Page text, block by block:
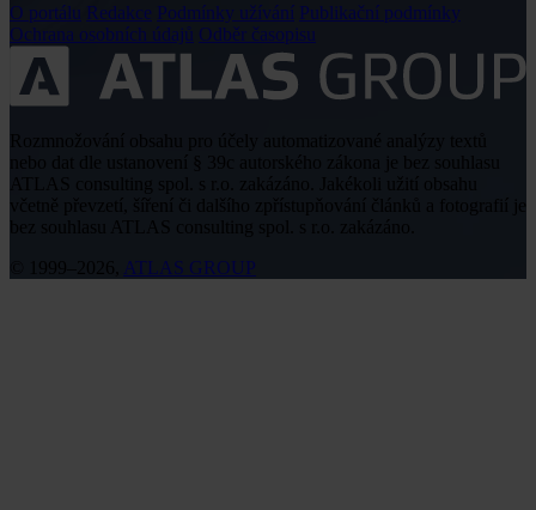
O portálu Redakce Podmínky užívání Publikační podmínky
Ochrana osobních údajů Odběr časopisu
včetně převzetí, šíření či dalšího zpřístupňování článků a fotografií je
ATLAS GROUP